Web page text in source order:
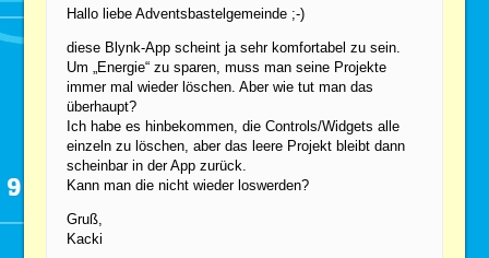
Hallo liebe Adventsbastelgemeinde ;-)
diese Blynk-App scheint ja sehr komfortabel zu sein.
Um „Energie“ zu sparen, muss man seine Projekte
immer mal wieder löschen. Aber wie tut man das
überhaupt?
Ich habe es hinbekommen, die Controls/Widgets alle
einzeln zu löschen, aber das leere Projekt bleibt dann
scheinbar in der App zurück.
Kann man die nicht wieder loswerden?
Gruß,
Kacki